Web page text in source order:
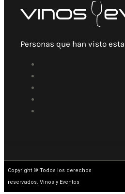
Personas que han visto
Copyright © Todos los derechos
reservados. Vinos y Eventos